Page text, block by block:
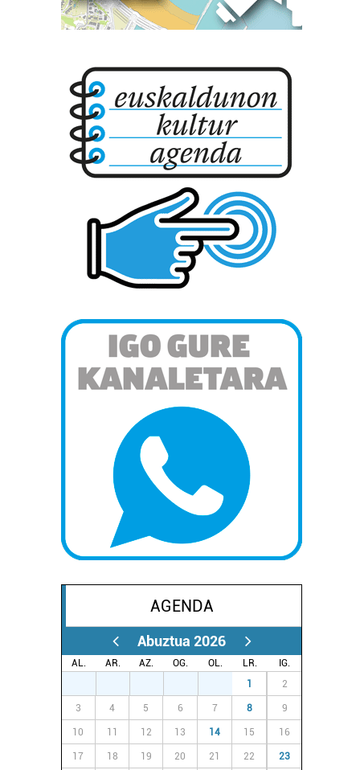
AGENDA
Abuztua 2026
AL. AR. AZ. OG. OL. LR.
IG.
1 2
3 4 5 6 7 8 9
10 11 12 13 14 15 16
17 18 19 20 21 22 23